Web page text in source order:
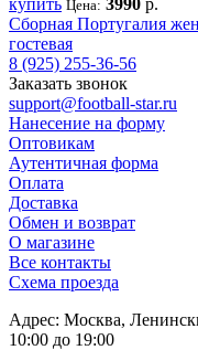
купить Цена: 3990 р.
Сборная Португалия
гостевая
8 (925) 255-36-56
Заказать звонок
support@football-star.ru
Нанесение на форму
Оптовикам
Аутентичная форма
Оплата
Доставка
Обмен и возврат
О магазине
Все контакты
Схема проезда
Адрес: Москва,
10:00 до 19:00